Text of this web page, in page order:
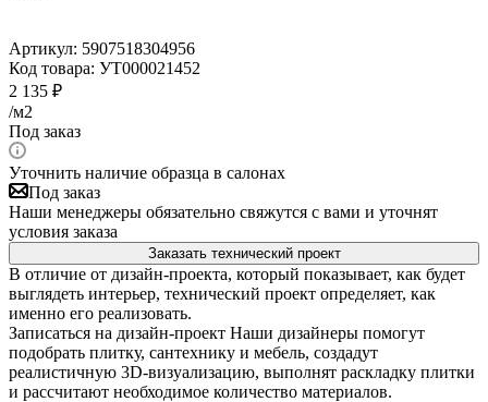
Артикул: 5907518304956
Код товара: УТ000021452
2 135 ₽
/м2
Под заказ
Уточнить наличие образца в салонах
Под заказ
Наши менеджеры обязательно свяжутся с вами и уточнят
условия заказа
Заказать технический проект
В отличие от дизайн-проекта, который показывает, как будет
выглядеть интерьер, технический проект определяет, как
именно его реализовать.
Записаться на дизайн-проект Наши дизайнеры помогут
подобрать плитку, сантехнику и мебель, создадут
реалистичную 3D-визуализацию, выполнят раскладку плитки
и рассчитают необходимое количество материалов.